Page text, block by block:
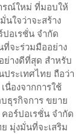
รณ์ใหม่ ที่มอบให้
นใจว่าจะสร้าง
อเรชั่น จำกัด
ที่จะร่วมมืออย่าง
ย่างดีที่สุด สำหรับ
ประเทศไทย ถือว่า
นื่องจากการใช้
ธุรกิจการ ขยาย
อร์ปอเรชั่น จำกัด
มุ่งมั่นที่จะเสริม